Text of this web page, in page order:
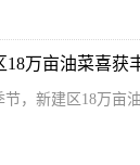
18万亩油菜喜获
节，新建区18万亩